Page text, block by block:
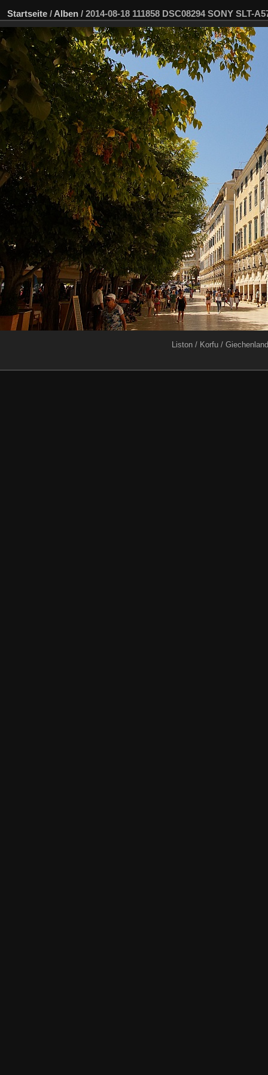
Startseite / Alben / 2014-08-18 111858 DSC08294 SONY SLT-
Liston / Korfu / Giechenland